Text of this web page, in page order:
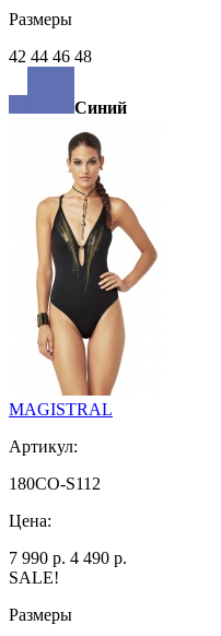
Размеры
42 44 46 48
Синий
MAGISTRAL
Артикул:
180CO-S112
Цена:
7 990 р. 4 490 р.
SALE!
Размеры